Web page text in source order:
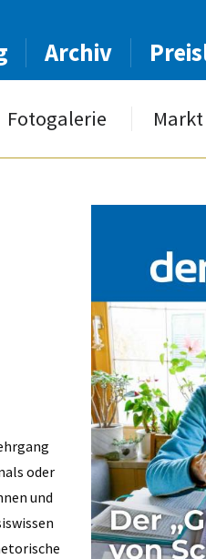
Archiv
Fotogalerie Markt
oder
und